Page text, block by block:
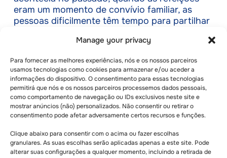
Manage your privacy
Para fornecer as melhores experiências, nós e os nossos parceiros
usamos tecnologias como cookies para armazenar e/ou aceder a
informações do dispositivo. O consentimento para essas tecnologias
permitirá que nós e os nossos parceiros processemos dados pessoais,
como comportamento de navegação ou IDs exclusivos neste site e
mostrar anúncios (não) personalizados. Não consentir ou retirar o
consentimento pode afetar adversamente certos recursos e funções.
Clique abaixo para consentir com o acima ou fazer escolhas
granulares. As suas escolhas serão aplicadas apenas a este site. Pode
alterar suas configurações a qualquer momento, incluindo a retirada de
eram um momento de convívio familiar, as
pessoas dificilmente têm tempo para partilhar
Consequentemente, o afastamento entre os
– Como é que a participação no acampamento
ajuda?
Alguns pais enviam os irmãos para um campo
de férias há anos. Hoje em dia, alguns pais